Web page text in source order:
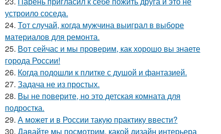
устроило соседа.
24. Тот случай, когда мужчина выиграл в выборе
материалов для ремонта.
25. Вот сейчас и мы проверим, как хорошо вы знаете
города России!
26. Когда подошли к плитке с душой и фантазией.
27. Задача не из простых.
28. Вы не поверите, но это детская комната для
подростка.
29. А может и в России такую практику ввести?
30. Давайте мы посмотрим, какой дизайн интерьера